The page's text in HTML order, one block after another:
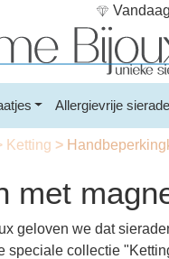
Allergievrije
Ketting >
met
geloven we dat
speciale collectie